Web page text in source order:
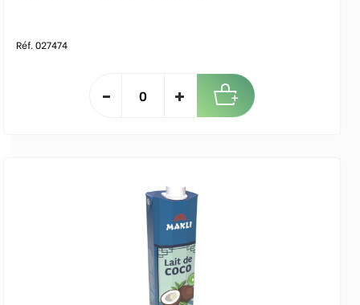
Réf. 027474